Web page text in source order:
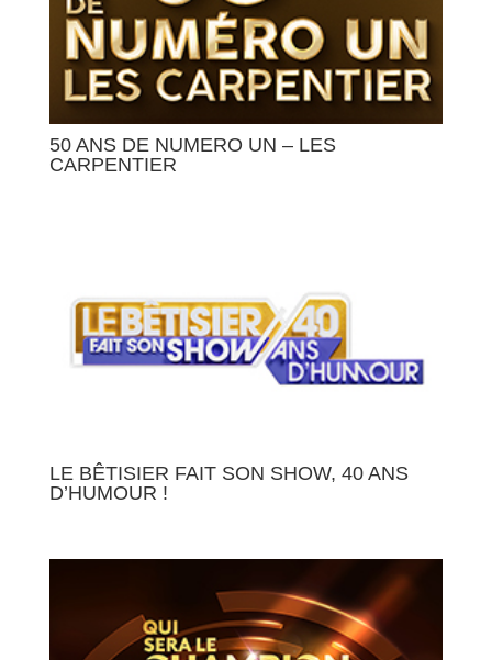
50 ANS DE NUMERO UN – LES
CARPENTIER
LE BÊTISIER FAIT SON SHOW, 40 ANS
D’HUMOUR !